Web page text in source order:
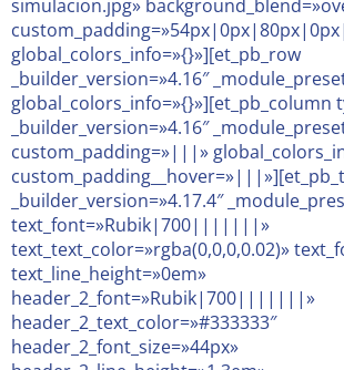
simulacion.jpg»
global_colors_info=»{}»][et_pb_row
_builder_version=»4.16″
global_colors_info=»{}»][et_pb_column
_builder_version=»4.16″
custom_padding=»|||»
_builder_version=»4.17.4″
text_font=»Rubik|700|||||||»
text_text_color=»rgba(0,0,0,0.02)»
text_line_height=»0em»
header_2_font=»Rubik|700|||||||»
header_2_text_color=»#333333″
header_2_font_size=»44px»